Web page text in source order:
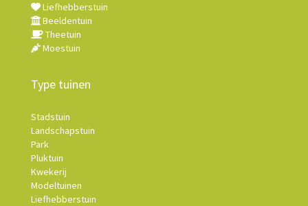
Liefhebberstuin
Beeldentuin
Theetuin
Moestuin
Type tuinen
Stadstuin
Landschapstuin
Park
Pluktuin
Kwekerij
Modeltuinen
Liefhebberstuin